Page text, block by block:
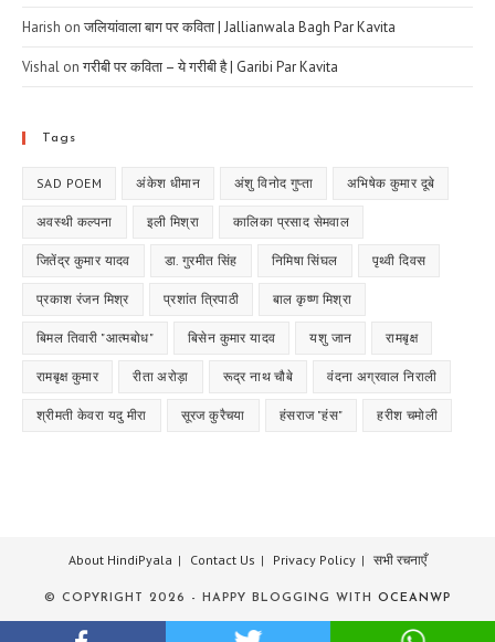
Harish onजलियांवाला बाग पर कविता | Jallianwala Bagh Par Kavita
Vishal onगरीबी पर कविता – ये गरीबी है | Garibi Par Kavita
Tags
SAD POEM अंकेश धीमान अंशु विनोद गुप्ता अभिषेक कुमार दूबे
अवस्थी कल्पना इली मिश्रा कालिका प्रसाद सेमवाल
जितेंद्र कुमार यादव डा. गुरमीत सिंह निमिषा सिंघल पृथ्वी दिवस
प्रकाश रंजन मिश्र प्रशांत त्रिपाठी बाल कृष्ण मिश्रा
बिमल तिवारी "आत्मबोध" बिसेन कुमार यादव यशु जान रामबृक्ष
रामबृक्ष कुमार रीता अरोड़ा रूद्र नाथ चौबे वंदना अग्रवाल निराली
श्रीमती केवरा यदु मीरा सूरज कुरैचया हंसराज "हंस" हरीश चमोली
About HindiPyala Contact Us Privacy Policy सभी रचनाएँ
© COPYRIGHT 2026 - HAPPY BLOGGING WITH OCEANWP